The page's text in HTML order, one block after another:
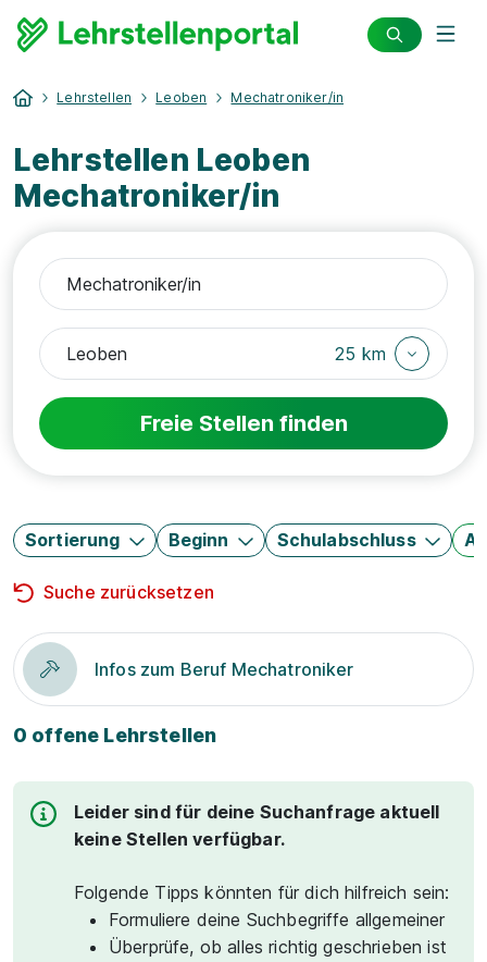
Lehrstellen Leoben Mechatroniker/in
Lehrstellen Leoben
Mechatroniker/in
25 km
Freie Stellen finden
Sortierung Beginn Schulabschluss
Suche zurücksetzen
Infos zum Beruf Mechatroniker
0 offene Lehrstellen
Leider sind für deine Suchanfrage aktuell
keine Stellen verfügbar.
Folgende Tipps könnten für dich hilfreich sein:
Formuliere deine Suchbegriffe allgemeiner
Überprüfe, ob alles richtig geschrieben ist